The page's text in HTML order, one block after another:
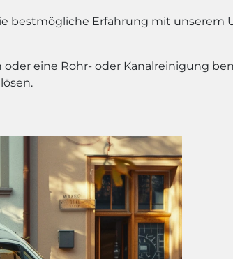
bestmögliche Erfahrung mit unserem
eine Rohr- oder Kanalreinigung